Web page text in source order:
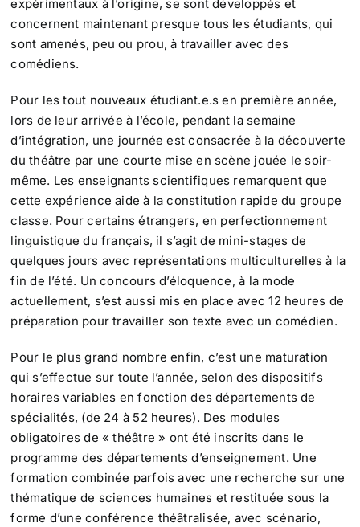
expérimentaux à l’origine, se sont développés et
concernent maintenant presque tous les étudiants, qui
sont amenés, peu ou prou, à travailler avec des
comédiens.
Pour les tout nouveaux étudiant.e.s en première année,
lors de leur arrivée à l’école, pendant la semaine
d’intégration, une journée est consacrée à la découverte
du théâtre par une courte mise en scène jouée le soir-
même. Les enseignants scientifiques remarquent que
cette expérience aide à la constitution rapide du groupe
classe. Pour certains étrangers, en perfectionnement
linguistique du français, il s’agit de mini-stages de
quelques jours avec représentations multiculturelles à la
fin de l’été. Un concours d’éloquence, à la mode
actuellement, s’est aussi mis en place avec 12 heures de
préparation pour travailler son texte avec un comédien.
Pour le plus grand nombre enfin, c’est une maturation
qui s’effectue sur toute l’année, selon des dispositifs
horaires variables en fonction des départements de
spécialités, (de 24 à 52 heures). Des modules
obligatoires de « théâtre » ont été inscrits dans le
programme des départements d’enseignement. Une
formation combinée parfois avec une recherche sur une
thématique de sciences humaines et restituée sous la
forme d’une conférence théâtralisée, avec scénario,